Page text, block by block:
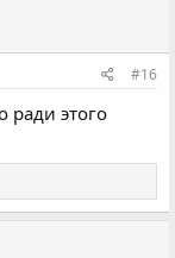
#16
ради этого